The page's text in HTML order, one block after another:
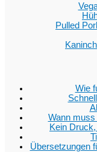
Pulled
Wie
Wann
Kein
Übersetzungen